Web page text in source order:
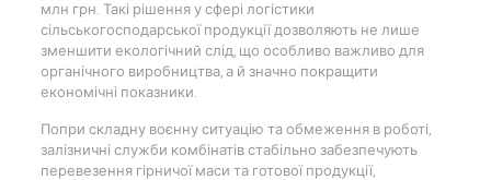
млн грн. Такі рішення у сфері логістики
сільськогосподарської продукції дозволяють не лише
зменшити екологічний слід, що особливо важливо для
органічного виробництва, а й значно покращити
економічні показники.
Попри складну воєнну ситуацію та обмеження в роботі,
залізничні служби комбінатів стабільно забезпечують
перевезення гірничої маси та готової продукції,